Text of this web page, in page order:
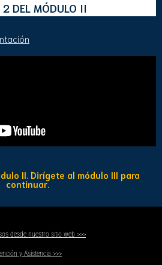
2 DEL MÓDULO II
II. Dirígete al módulo III para
continuar.
desde nuestro sitio web >>>
y Asistencia >>>